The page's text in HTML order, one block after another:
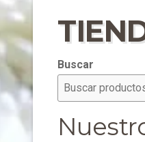
Buscar